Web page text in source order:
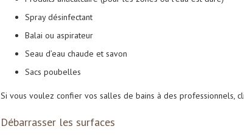
Spray désinfectant
Balai ou aspirateur
Seau d’eau chaude et savon
Sacs poubelles
Si vous voulez confier vos salles de bains à des professionnels,
Débarrasser les surfaces